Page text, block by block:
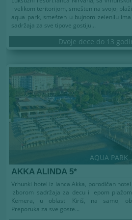
i velikom teritorijom, smešten na svojoj
aqua park, smešten u bujnom zelenilu
sadržaja za sve tipove gostiju...
Dvoje dece do 13
AQUA PARK
AKKA ALINDA 5*
Vrhunki hotel iz lanca Akka, porodičan
izborom sadržaja za decu i lepom
Kemera, u oblasti Kiriš, na samoj
Preporuka za sve goste...